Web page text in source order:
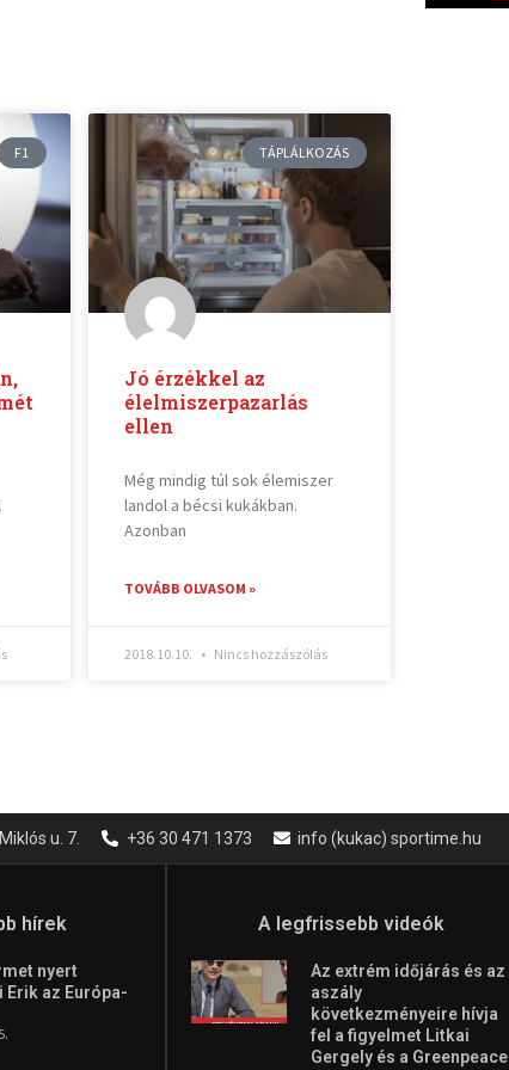
F1 TÁPLÁLKOZÁS
Jó érzékkel az
élelmiszerpazarlás
ellen
Még mindig túl sok élemiszer
landol a bécsi kukákban.
Azonban
TOVÁBB OLVASOM »
2018.10.10. Nincs hozzászólás
u. 7. +36 30 471 1373 info (kukac) sportime.hu
hírek
nyert
Erik az Európa-
A legfrissebb videók
Az extrém időjárás és az
aszály
következményeire hívja
fel a figyelmet Litkai
Gergely és a Greenpeace